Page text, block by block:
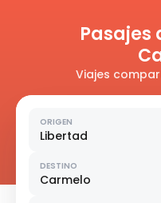
Pasajes
Viajes
ORIGEN
Libertad
DESTINO
Carmelo